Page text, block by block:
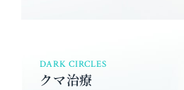
DARK CIRCLES
クマ治療